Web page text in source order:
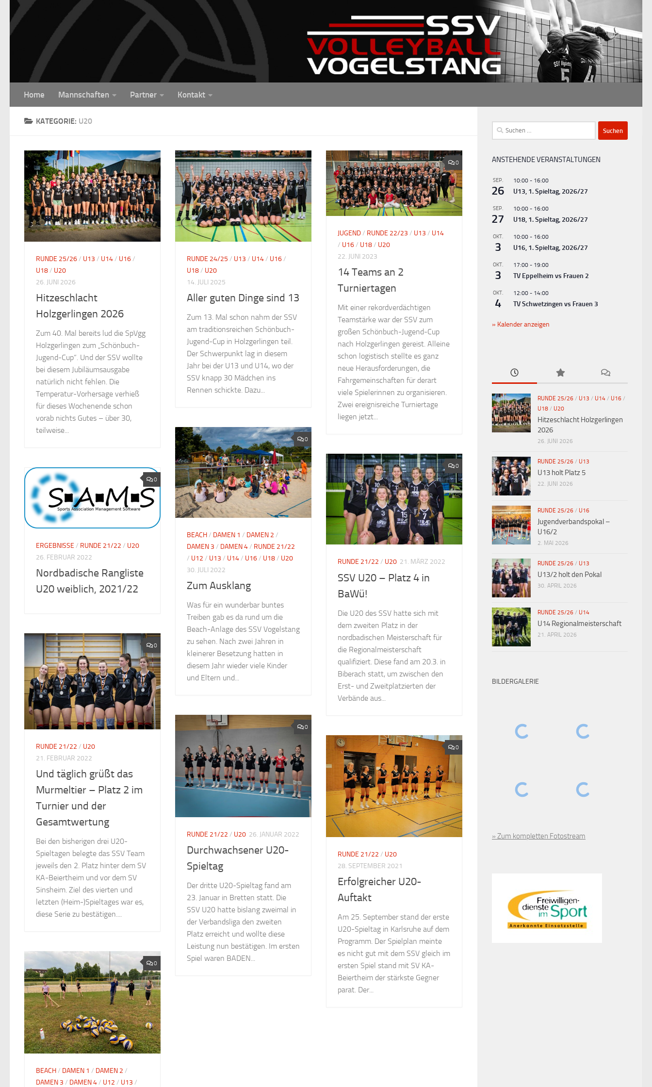
Unter dem Inhalt
Home Mannschaften Partner Kontakt
KATEGORIE: U20
RUNDE 25/26/ U13 / U14/ U16/
U18/ U20
26. JUNI 2026
Hitzeschlacht
Holzgerlingen 2026
Zum 40. Mal bereits lud die SpVgg
Holzgerlingen zum „Schönbuch-
Jugend-Cup“. Und der SSV wollte
bei diesem Jubiläumsausgabe
natürlich nicht fehlen. Die
Temperatur-Vorhersage verhieß
für dieses Wochenende schon
vorab nichts Gutes – über 30,
teilweise...
RUNDE 24/25 / U13 / U14/ U16/
U18/ U20
14. JULI 2025
Aller guten Dinge sind 13
Zum 13. Mal schon nahm der SSV
am traditionsreichen Schönbuch-
Jugend-Cup in Holzgerlingen teil.
Der Schwerpunkt lag in diesem
Jahr bei der U13 und U14, wo der
SSV knapp 30 Mädchen ins
Rennen schickte. Dazu...
0
JUGEND/ RUNDE 22/23 / U13 / U14
/ U16/ U18/ U20
22. JUNI 2023
14 Teams an 2
Turniertagen
Mit einer rekordverdächtigen
Teamstärke war der SSV zum
großen Schönbuch-Jugend-Cup
nach Holzgerlingen gereist. Alleine
schon logistisch stellte es ganz
neue Herausforderungen, die
Fahrgemeinschaften für derart
viele Spielerinnen zu organisieren.
Zwei ereignisreiche Turniertage
liegen jetzt...
0
BEACH/ DAMEN 1 / DAMEN 2 /
DAMEN 3 / DAMEN 4/ RUNDE 21/22
/ U12 / U13 / U14/ U16/ U18/ U20
30. JULI 2022
Zum Ausklang
Was für ein wunderbar buntes
Treiben gab es da rund um die
Beach-Anlage des SSV Vogelstang
zu sehen. Nach zwei Jahren in
kleinerer Besetzung hatten in
diesem Jahr wieder viele Kinder
und Eltern und...
0
RUNDE 21/22 / U20 21. MÄRZ 2022
SSV U20 – Platz 4 in
BaWü!
Die U20 des SSV hatte sich mit
dem zweiten Platz in der
nordbadischen Meisterschaft für
die Regionalmeisterschaft
qualifiziert. Diese fand am 20.3. in
Biberach statt, um zwischen den
Erst- und Zweitplatzierten der
Verbände aus...
0
ERGEBNISSE / RUNDE 21/22 / U20
26. FEBRUAR 2022
Nordbadische Rangliste
U20 weiblich, 2021/22
0
RUNDE 21/22 / U20
21. FEBRUAR 2022
Und täglich grüßt das
Murmeltier – Platz 2 im
Turnier und der
Gesamtwertung
Bei den bisherigen drei U20-
Spieltagen belegte das SSV Team
jeweils den 2. Platz hinter dem SV
KA-Beiertheim und vor dem SV
Sinsheim. Ziel des vierten und
letzten (Heim-)Spieltages war es,
diese Serie zu bestätigen....
0
RUNDE 21/22 / U20 26. JANUAR 2022
Durchwachsener U20-
Spieltag
Der dritte U20-Spieltag fand am
23. Januar in Bretten statt. Die
SSV U20 hatte bislang zweimal in
der Verbandsliga den zweiten
Platz erreicht und wollte diese
Leistung nun bestätigen. Im ersten
Spiel waren BADEN...
0
RUNDE 21/22 / U20
28. SEPTEMBER 2021
Erfolgreicher U20-
Auftakt
Am 25. September stand der erste
U20-Spieltag in Karlsruhe auf dem
Programm. Der Spielplan meinte
es nicht gut mit dem SSV gleich im
ersten Spiel stand mit SV KA-
Beiertheim der stärkste Gegner
parat. Der...
0
BEACH/ DAMEN 1 / DAMEN 2 /
DAMEN 3 / DAMEN 4/ U12 / U13 /
Suchen
nach:
ANSTEHENDE VERANSTALTUNGEN
SEP.
26
10:00 - 16:00
U13, 1. Spieltag, 2026/27
SEP.
27
10:00 - 16:00
U18, 1. Spieltag, 2026/27
OKT.
3
10:00 - 16:00
U16, 1. Spieltag, 2026/27
OKT.
3
17:00 - 19:00
TV Eppelheim vs Frauen 2
OKT.
4
12:00 - 14:00
TV Schwetzingen vs Frauen 3
Kalender anzeigen
RUNDE 25/26 / U13 / U14 / U16 /
U18 / U20
Hitzeschlacht Holzgerlingen
2026
26. JUNI 2026
RUNDE 25/26 / U13
U13 holt Platz 5
22. JUNI 2026
RUNDE 25/26 / U16
Jugendverbandspokal –
U16/2
2. MAI 2026
RUNDE 25/26 / U13
U13/2 holt den Pokal
30. APRIL 2026
RUNDE 25/26 / U14
U14 Regionalmeisterschaft
21. APRIL 2026
BILDERGALERIE
» Zum kompletten Fotostream